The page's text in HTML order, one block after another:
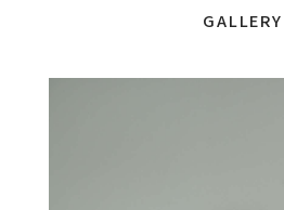
GALLERY